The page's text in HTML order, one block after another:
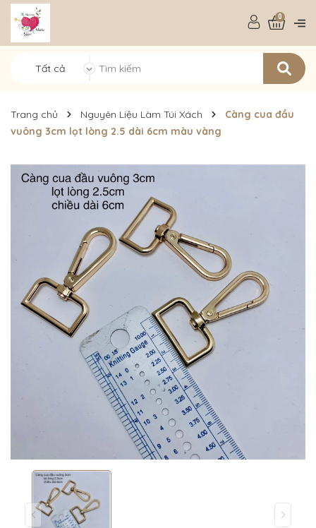
Tất cả
0
Trang chủ Nguyên Liệu Làm Túi Xách
Càng cua đầu
vuông 3cm lọt lòng 2.5 dài 6cm màu vàng